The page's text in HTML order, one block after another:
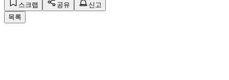
스크랩 공유
신고
목록